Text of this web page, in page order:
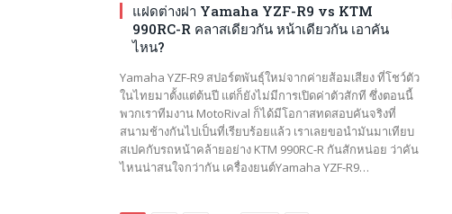
แฝดต่างฝา Yamaha YZF-R9 vs KTM
990RC-R คลาสเดียวกัน หน้าเดียวกัน เอาคัน
ไหน?
Yamaha YZF-R9 สปอร์ตพันธุ์ใหม่จากค่ายส้อมเสียง ที่โชว์ตัว
ในไทยมาตั้งแต่ต้นปี แต่ก็ยังไม่มีการเปิดค่าตัวสักที ซึ่งตอนนี้
พวกเราทีมงาน MotoRival ก็ได้มีโอกาสทดสอบคันจริงที่
สนามช้างกันไปเป็นที่เรียบร้อยแล้ว เราเลยขอนำมันมาเทียบ
สเปคกับรถหน้าคล้ายอย่าง KTM 990RC-R กันสักหน่อย ว่าคัน
ไหนน่าสนใจกว่ากัน เครื่องยนต์Yamaha YZF-R9…